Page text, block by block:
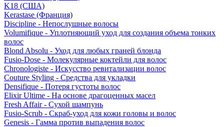
K18 (США)
Kerastase (Франция)
Discipline - Непослушные волосы
Volumifique - Уплотняющий уход для создания объема тонких
волос
Blond Absolu - Уход для любых граней блонда
Fusio-Dose - Молекулярные коктейли для волос
Chronologiste - Искусство ревитализации волос
Couture Styling - Средства для укладки
Densifique - Потеря густоты волос
Elixir Ultime - На основе драгоценных масел
Fresh Affair - Сухой шампунь
Fusio-Scrub - Скраб-уход для кожи головы и волос
Genesis - Гамма против выпадения волос